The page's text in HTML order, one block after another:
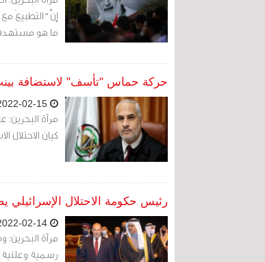
إنَّ "التطبيعَ
ما هو مستهدف
حركة حماس "تأسف" لاستضافة
مرآة
كيان الاحتلال
رئيس حكومة الاحتلال الإسرائيلي
مرآة البحرين:
رسمية وعلنية